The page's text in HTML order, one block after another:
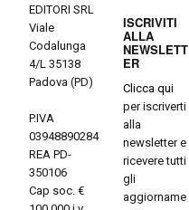
EDITORI SRL
Viale
Codalunga
4/L 35138
Padova (PD)
P.IVA
03948890284
REA PD-
350106
Cap soc. €
ISCRIVITI
ALLA
NEWSLETT
ER
Clicca qui
per iscriverti
alla
newsletter e
ricevere tutti
gli
aggiorname